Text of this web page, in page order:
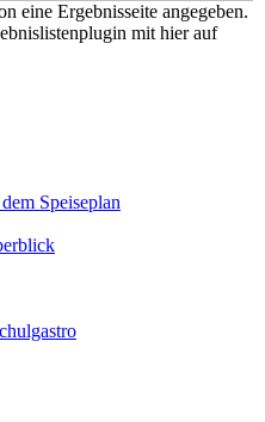
eine Ergebnisseite angegeben.
mit hier auf
Speiseplan